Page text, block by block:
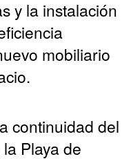
y la instalación
mobiliario
continuidad del
Playa de